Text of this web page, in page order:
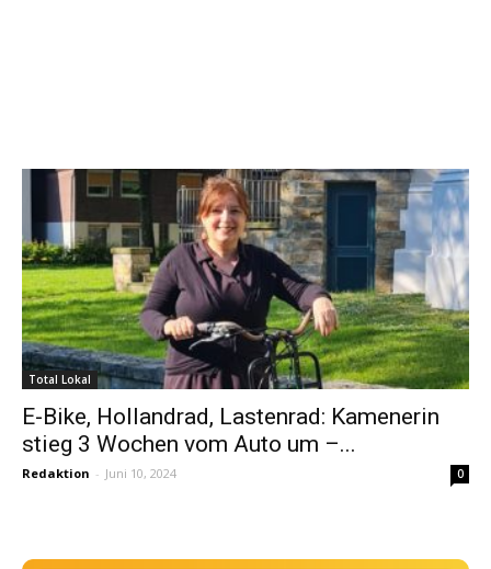
Total Lokal
E-Bike, Hollandrad, Lastenrad: Kamenerin
stieg 3 Wochen vom Auto um –...
Redaktion - Juni 10, 2024 0